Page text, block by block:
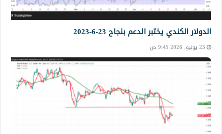
الدولار الكندي يختبر الدعم بنجاح 23-6-2023
23 يونيو, 2026 9:45 ص